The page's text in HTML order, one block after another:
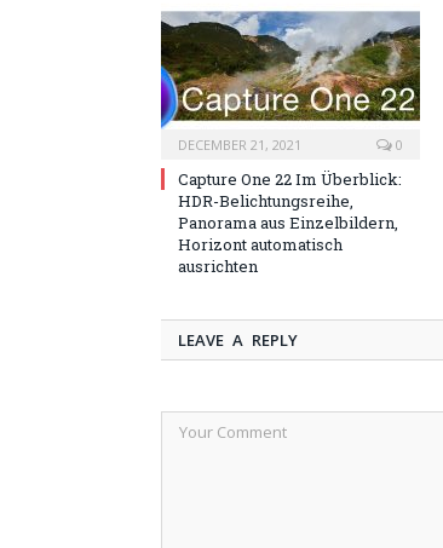
DECEMBER 21, 2021 0
Capture One 22 Im Überblick:
HDR-Belichtungsreihe,
Panorama aus Einzelbildern,
Horizont automatisch
ausrichten
LEAVE A REPLY